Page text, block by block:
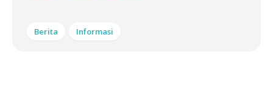
Berita Informasi